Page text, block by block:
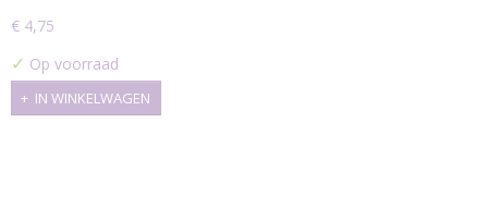
€ 4,75
✓ Op voorraad
IN WINKELWAGEN